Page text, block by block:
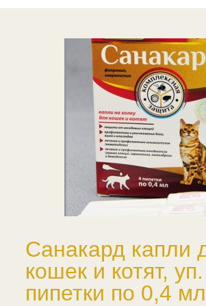
Санакард капли
кошек и котят,
пипетки по 0,4 мл